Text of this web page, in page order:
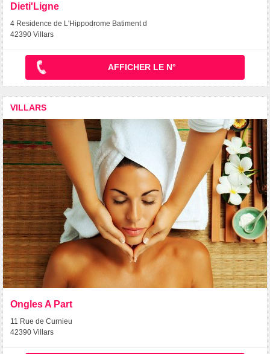
Dieti'Ligne
4 Residence de L'Hippodrome Batiment d
42390 Villars
AFFICHER LE N°
VILLARS
Ongles A Part
11 Rue de Curnieu
42390 Villars